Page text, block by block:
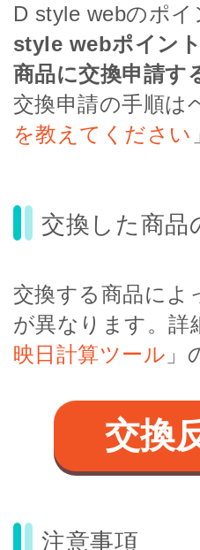
D style webのポイ
style webポイン
商品に交換申請す
交換申請の手順は
を教えてください
交換した商品
交換する商品によ
が異なります。詳
映日計算ツール 」
交換
注意事項